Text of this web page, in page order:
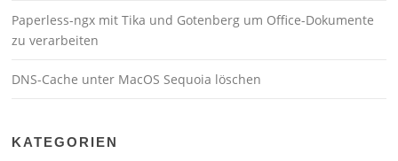
Paperless-ngx mit Tika und Gotenberg um Office-Dokumente
zu verarbeiten
DNS-Cache unter MacOS Sequoia löschen
KATEGORIEN